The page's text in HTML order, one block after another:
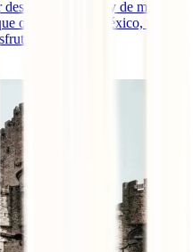
Está muy de moda y
operan desde México, ponen
de todo ello.